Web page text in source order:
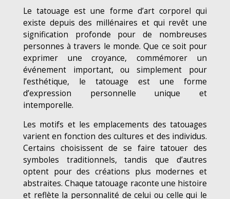
Le tatouage est une forme d’art corporel qui
existe depuis des millénaires et qui revêt une
signification profonde pour de nombreuses
personnes à travers le monde. Que ce soit pour
exprimer une croyance, commémorer un
événement important, ou simplement pour
l’esthétique, le tatouage est une forme
d’expression personnelle unique et
intemporelle.
Les motifs et les emplacements des tatouages
varient en fonction des cultures et des individus.
Certains choisissent de se faire tatouer des
symboles traditionnels, tandis que d’autres
optent pour des créations plus modernes et
abstraites. Chaque tatouage raconte une histoire
et reflète la personnalité de celui ou celle qui le